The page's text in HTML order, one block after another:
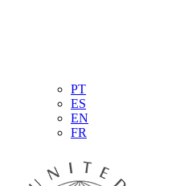
PT
ES
EN
FR